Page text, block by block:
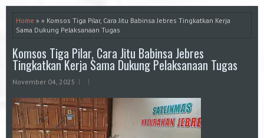
Home » » Komsos Tiga Pilar, Cara Jitu Babinsa Jebres Tingkatkan Kerja
Sama Dukung Pelaksanaan Tugas
Komsos Tiga Pilar, Cara Jitu Babinsa Jebres
Tingkatkan Kerja Sama Dukung Pelaksanaan Tugas
November 04, 2025